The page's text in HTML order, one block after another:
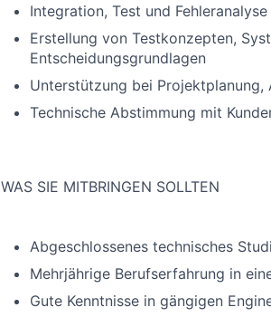
Integration, Test und
Erstellung von Testkonzepten,
Entscheidungsgrundlagen
Unterstützung bei
Technische Abstimmung mit
WAS SIE MITBRINGEN SOLLTEN
Abgeschlossenes technisches
Mehrjährige Berufserfahrung in
Gute Kenntnisse in gängigen